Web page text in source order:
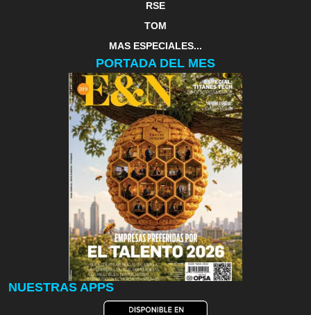
RSE
TOM
MAS ESPECIALES...
PORTADA DEL MES
NUESTRAS APPS